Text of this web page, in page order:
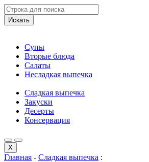
Искать
Супы
Вторые блюда
Салаты
Несладкая выпечка
Сладкая выпечка
Закуски
Десерты
Консервация
X
Главная - Сладкая выпечка :